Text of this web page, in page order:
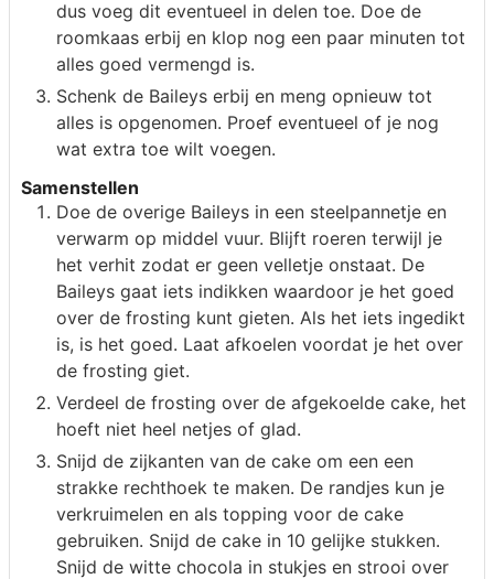
dus voeg dit eventueel in delen toe. Doe de
roomkaas erbij en klop nog een paar minuten tot
alles goed vermengd is.
Schenk de Baileys erbij en meng opnieuw tot
alles is opgenomen. Proef eventueel of je nog
wat extra toe wilt voegen.
Samenstellen
Doe de overige Baileys in een steelpannetje en
verwarm op middel vuur. Blijft roeren terwijl je
het verhit zodat er geen velletje onstaat. De
Baileys gaat iets indikken waardoor je het goed
over de frosting kunt gieten. Als het iets ingedikt
is, is het goed. Laat afkoelen voordat je het over
de frosting giet.
Verdeel de frosting over de afgekoelde cake, het
hoeft niet heel netjes of glad.
Snijd de zijkanten van de cake om een een
strakke rechthoek te maken. De randjes kun je
verkruimelen en als topping voor de cake
gebruiken. Snijd de cake in 10 gelijke stukken.
Snijd de witte chocola in stukjes en strooi over